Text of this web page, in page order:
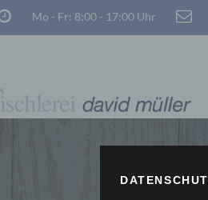
Mo - Fr: 8:00 - 17:00 Uhr